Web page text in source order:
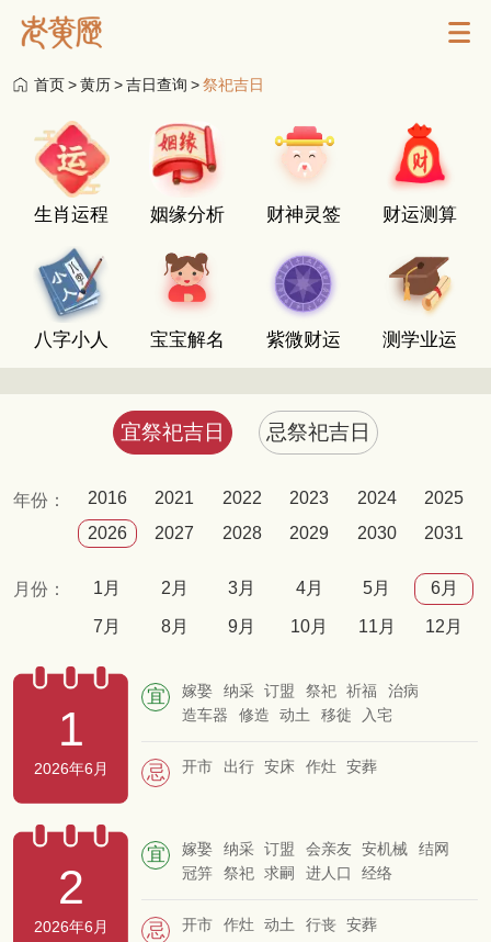
首页>黄历>吉日查询 >祭祀吉日
生肖运程 姻缘分析 财神灵签 财运测算
八字小人 宝宝解名 紫微财运 测学业运
宜祭祀吉日 忌祭祀吉日
年份： 2016 2021 2022 2023 2024
2025
2026
2027 2028 2029 2030 2031
月份： 1月 2月 3月 4月 5月 6月
7月 8月 9月 10月 11月 12月
1
2026年6月
宜 嫁娶 纳采 订盟 祭祀 祈福
治病
造车器
修造 动土 移徙 入宅
忌 开市 出行 安床 作灶 安葬
2
2026年6月
宜 嫁娶 纳采 订盟 会亲友 安机械
结网
冠笄
祭祀 求嗣 进人口 经络
忌 开市 作灶 动土 行丧 安葬